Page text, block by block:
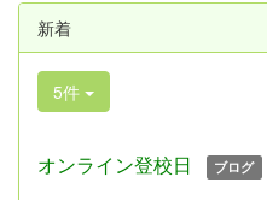
新着
5件
オンライン登校日 ブログ